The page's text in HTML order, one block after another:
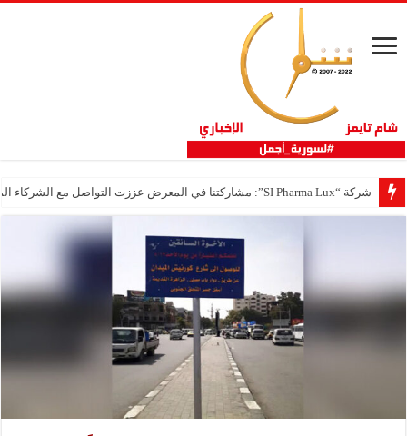
شركة “SI Pharma Lux”: مشاركتنا في المعرض عززت التواصل مع الشركاء المحليين والدوليين